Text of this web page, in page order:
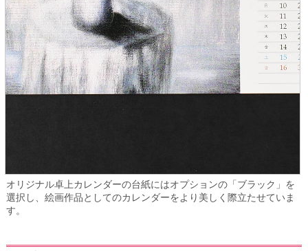
オリジナル卓上カレンダーの台紙にはオプションの「ブラック」を
選択し、絵画作品としてのカレンダーをより美しく際立たせていま
す。